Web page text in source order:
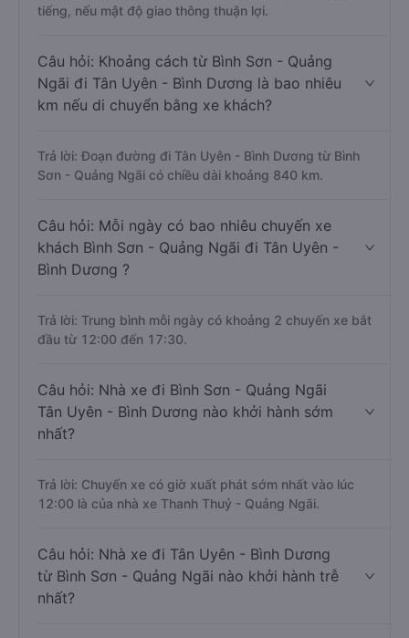
tiếng, nếu mật độ giao thông thuận lợi.
Câu hỏi: Khoảng cách từ Bình Sơn - Quảng
Ngãi đi Tân Uyên - Bình Dương là bao nhiêu
km nếu di chuyển bằng xe khách?
Trả lời: Đoạn đường đi Tân Uyên - Bình Dương từ Bình
Sơn - Quảng Ngãi có chiều dài khoảng 840 km.
Câu hỏi: Mỗi ngày có bao nhiêu chuyến xe
khách Bình Sơn - Quảng Ngãi đi Tân Uyên -
Bình Dương ?
Trả lời: Trung bình mỗi ngày có khoảng 2 chuyến xe bắt
đầu từ 12:00 đến 17:30.
Câu hỏi: Nhà xe đi Bình Sơn - Quảng Ngãi
Tân Uyên - Bình Dương nào khởi hành sớm
nhất?
Trả lời: Chuyến xe có giờ xuất phát sớm nhất vào lúc
12:00 là của nhà xe Thanh Thuỷ - Quảng Ngãi.
Câu hỏi: Nhà xe đi Tân Uyên - Bình Dương
từ Bình Sơn - Quảng Ngãi nào khởi hành trễ
nhất?